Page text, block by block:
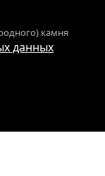
камня
данных